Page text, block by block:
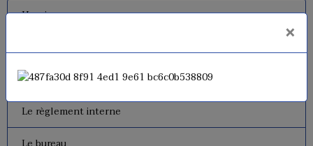
Horaires
Tarifs
Le règlement interne
×